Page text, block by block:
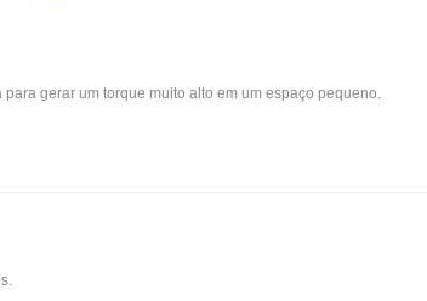
gerar um torque muito alto em um espaço pequeno.